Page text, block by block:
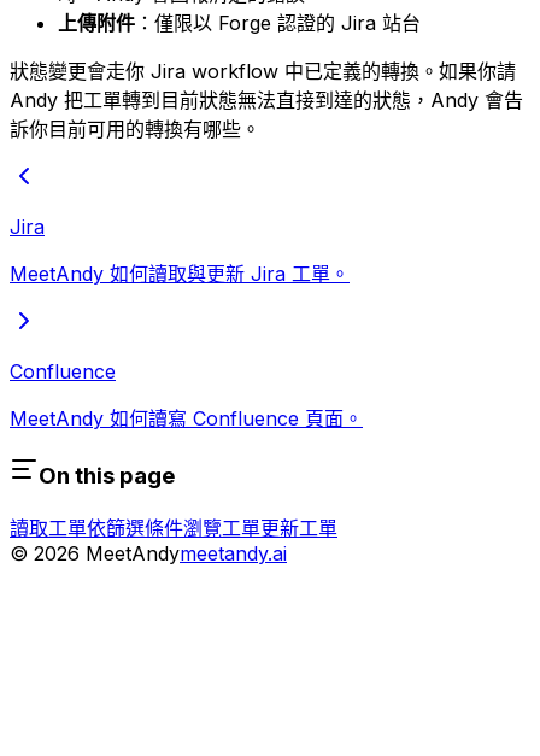
上傳附件 ：僅限以 Forge 認證的 Jira 站台
狀態變更會走你 Jira workflow 中已定義的轉換。如果你請
Andy 把工單轉到目前狀態無法直接到達的狀態，Andy 會告
訴你目前可用的轉換有哪些。
Jira
MeetAndy 如何讀取與更新 Jira 工單。
Confluence
MeetAndy 如何讀寫 Confluence 頁面。
On this page
讀取工單依篩選條件瀏覽工單更新工單
© 2026 MeetAndymeetandy.ai